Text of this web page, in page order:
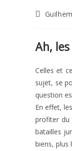
Auteur/
Ah,
Celles et
sujet, se
question
En effet,
profiter du
batailles
biens, plus